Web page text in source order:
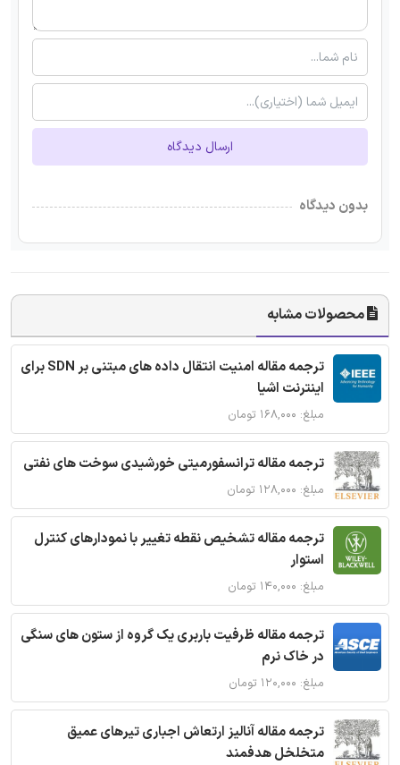
ارسال دیدگاه
بدون دیدگاه
محصولات مشابه
ترجمه مقاله امنیت انتقال داده های مبتنی بر SDN برای
اینترنت اشیا
مبلغ: ۱۶۸,۰۰۰ تومان
ترجمه مقاله ترانسفورمیتی خورشیدی سوخت های نفتی
مبلغ: ۱۲۸,۰۰۰ تومان
ترجمه مقاله تشخیص نقطه تغییر با نمودارهای کنترل
استوار
مبلغ: ۱۴۰,۰۰۰ تومان
ترجمه مقاله ظرفیت باربری یک گروه از ستون های سنگی
در خاک نرم
مبلغ: ۱۲۰,۰۰۰ تومان
ترجمه مقاله آنالیز ارتعاش اجباری تیرهای عمیق
متخلخل هدفمند